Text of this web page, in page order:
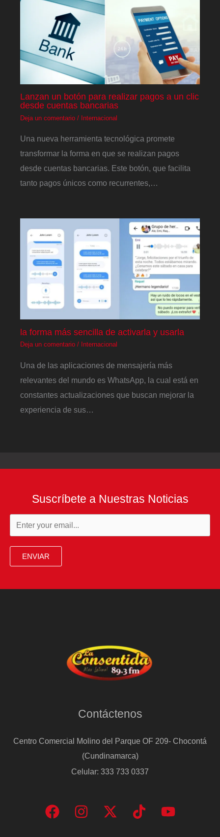
Lanzan un botón para realizar pagos a un clic
desde cuentas bancarias
Deja un comentario / Internacional
Una nueva herramienta tecnológica promete
transformar la forma en que se realizan pagos
desde cuentas bancarias. Este botón, que facilita
tanto pagos únicos como recurrentes,…
la forma más sencilla de activarla y usarla
Deja un comentario / Internacional
Una de las aplicaciones de mensajería más
relevantes del mundo es WhatsApp, la cual está en
constantes actualizaciones que buscan mejorar la
experiencia de sus…
Suscríbete a Nuestras Noticias
ENVIAR
Contáctenos
Centro Comercial Molino del Parque OF 209- Chocontá
(Cundinamarca)
Celular: 333 733 0337